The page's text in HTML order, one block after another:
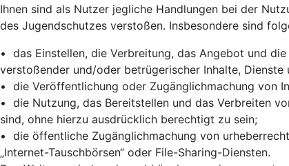
Ihnen sind als Nutzer jegliche Handlungen bei der
des Jugendschutzes verstoßen. Insbesondere sind
• das Einstellen, die Verbreitung, das Angebot und
verstoßender und/oder betrügerischer Inhalte, Dienste
• die Veröffentlichung oder Zugänglichmachung von
• die Nutzung, das Bereitstellen und das Verbreiten
sind, ohne hierzu ausdrücklich berechtigt zu sein;
• die öffentliche Zugänglichmachung von
„Internet-Tauschbörsen“ oder File-Sharing-Diensten.